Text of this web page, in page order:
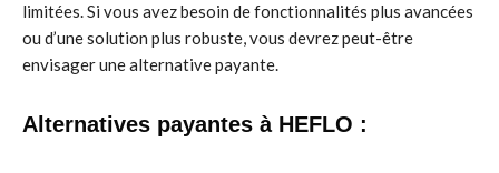
limitées. Si vous avez besoin de fonctionnalités plus avancées
ou d’une solution plus robuste, vous devrez peut-être
envisager une alternative payante.
Alternatives payantes à HEFLO :